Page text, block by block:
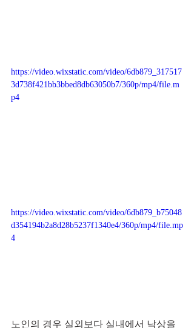
https://video.wixstatic.com/video/6db879_317517
3d738f421bb3bbed8db63050b7/360p/mp4/file.m
p4
https://video.wixstatic.com/video/6db879_b75048
d354194b2a8d28b5237f1340e4/360p/mp4/file.mp
4
노인의 경우 실외보다 실내에서 낙상을